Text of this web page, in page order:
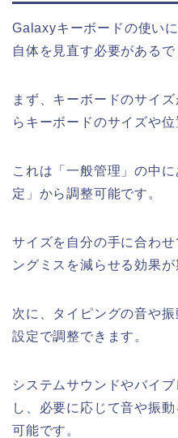
Galaxyキーボードの使い
自体を見直す必要があるで
まず、キーボードのサイ
らキーボードのサイズや位
これは「一般管理」の中
定」から調整可能です。
サイズを自分の手に合わ
ングミスを減らせる効果が
次に、タイピングの音や
設定で調整できます。
システムサウンドやバイ
し、必要に応じて音や振
可能です。